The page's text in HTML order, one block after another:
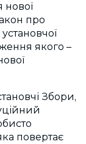
нової
про
якого –
Збори,
повертає